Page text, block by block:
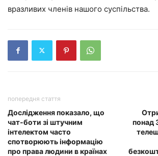
вразливих членів нашого суспільства.
попередня стаття
Дослідження показало, що
чат-боти зі штучним
інтелектом часто
спотворюють інформацію
про права людини в країнах
понад